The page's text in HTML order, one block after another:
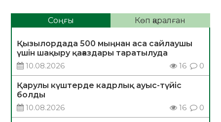
Соңғы Көп қаралған
Қызылордада 500 мыңнан аса сайлаушы
үшін шақыру қағаздары таратылуда
10.08.2026
16 0
Қарулы күштерде кадрлық ауыс-түйіс
болды
10.08.2026
16 0